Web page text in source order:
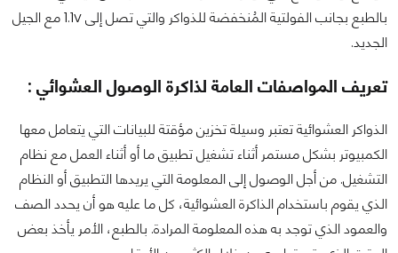
بالطبع بجانب الفولتية المُنخفضة للذواكر والتي تصل إلى 1.1v مع الجيل
الجديد.
تعريف المواصفات العامة لذاكرة الوصول العشوائي :
الذواكر العشوائية تعتبر وسيلة تخزين مؤقتة للبيانات التي يتعامل معها
الكمبيوتر بشكل مستمر أثناء تشغيل تطبيق ما أو أثناء العمل مع نظام
التشغيل. من أجل الوصول إلى المعلومة التي يريدها التطبيق أو النظام
الذي يقوم باستخدام الذاكرة العشوائية، كل ما عليه هو أن يحدد الصف
والعمود الذي توجد به هذه المعلومة المرادة. بالطبع، الأمر يأخذ بعض